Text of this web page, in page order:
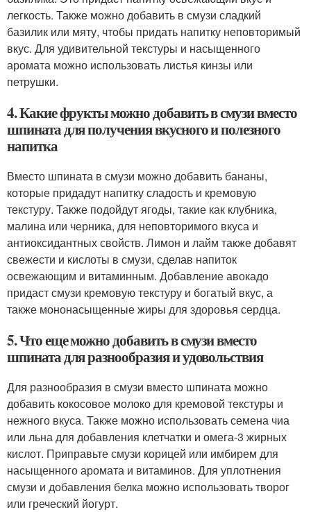
легкость. Также можно добавить в смузи сладкий
базилик или мяту, чтобы придать напитку неповторимый
вкус. Для удивительной текстуры и насыщенного
аромата можно использовать листья кинзы или
петрушки.
4. Какие фрукты можно добавить в смузи вместо
шпината для получения вкусного и полезного
напитка
Вместо шпината в смузи можно добавить бананы,
которые придадут напитку сладость и кремовую
текстуру. Также подойдут ягоды, такие как клубника,
малина или черника, для неповторимого вкуса и
антиоксидантных свойств. Лимон и лайм также добавят
свежести и кислоты в смузи, сделав напиток
освежающим и витаминным. Добавление авокадо
придаст смузи кремовую текстуру и богатый вкус, а
также мононасыщенные жиры для здоровья сердца.
5. Что еще можно добавить в смузи вместо
шпината для разнообразия и удовольствия
Для разнообразия в смузи вместо шпината можно
добавить кокосовое молоко для кремовой текстуры и
нежного вкуса. Также можно использовать семена чиа
или льна для добавления клетчатки и омега-3 жирных
кислот. Приправьте смузи корицей или имбирем для
насыщенного аромата и витаминов. Для уплотнения
смузи и добавления белка можно использовать творог
или греческий йогурт.